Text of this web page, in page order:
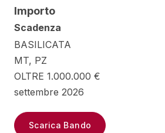
Importo
Scadenza
BASILICATA
MT, PZ
OLTRE 1.000.000 €
settembre 2026
Scarica Bando